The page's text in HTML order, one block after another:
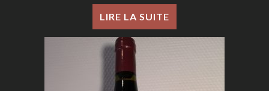
LIRE LA SUITE